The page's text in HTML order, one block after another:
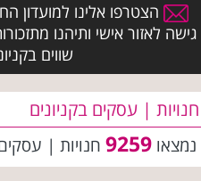
הצטרפו אלינו למועדון
גישה לאזור אישי ותיהנו
שווים
חנויות | עסקים בקניונים
נמצאו 9259 חנויות |